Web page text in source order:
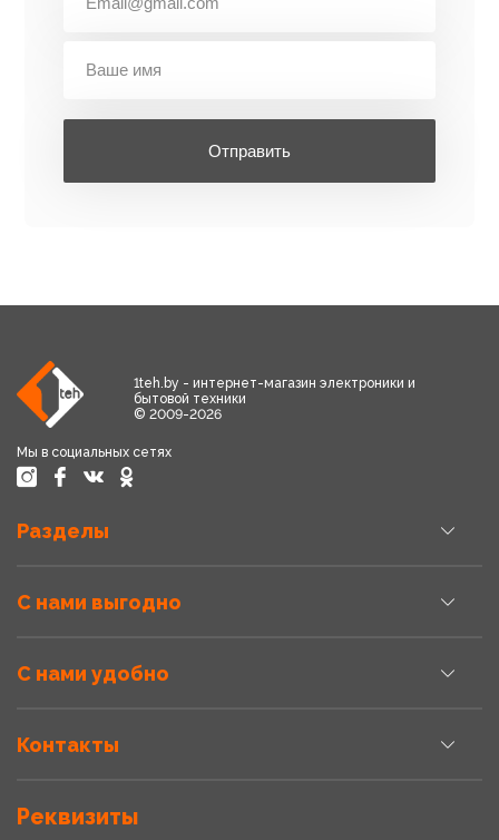
Отправить
1teh.by - интернет-магазин электроники и
бытовой техники
© 2009-2026
Мы в социальных сетях
Разделы
С нами выгодно
С нами удобно
Контакты
Реквизиты